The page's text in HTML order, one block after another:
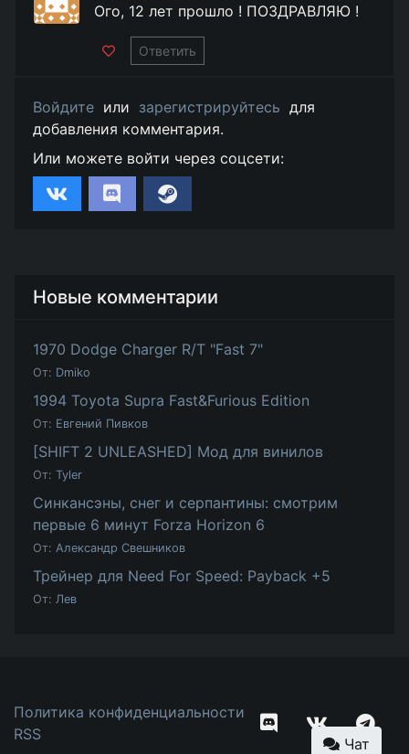
Ого, 12 лет прошло ! ПОЗДРАВЛЯЮ !
Ответить
Войдите или зарегистрируйтесь для
добавления комментария.
Или можете войти через соцсети:
Новые комментарии
1970 Dodge Charger R/T "Fast 7"
От: Dmiko
1994 Toyota Supra Fast&Furious Edition
От: Евгений Пивков
[SHIFT 2 UNLEASHED] Мод для винилов
От: Tyler
Синкансэны, снег и серпантины: смотрим
первые 6 минут Forza Horizon 6
От: Александр Свешников
Трейнер для Need For Speed: Payback +5
От: Лев
Политика конфиденциальности
RSS
Чат